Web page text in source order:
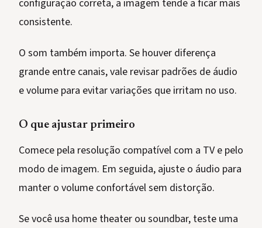
configuração correta, a imagem tende a ficar mais
consistente.
O som também importa. Se houver diferença
grande entre canais, vale revisar padrões de áudio
e volume para evitar variações que irritam no uso.
O que ajustar primeiro
Comece pela resolução compatível com a TV e pelo
modo de imagem. Em seguida, ajuste o áudio para
manter o volume confortável sem distorção.
Se você usa home theater ou soundbar, teste uma